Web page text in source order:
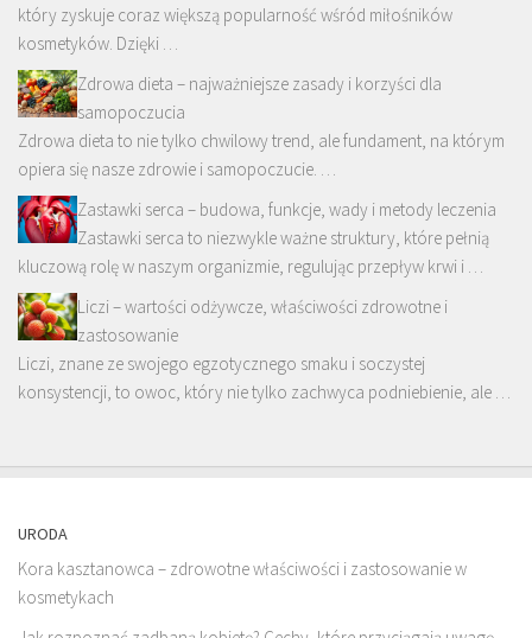
który zyskuje coraz większą popularność wśród miłośników
kosmetyków. Dzięki …
Zdrowa dieta – najważniejsze zasady i korzyści dla
samopoczucia
Zdrowa dieta to nie tylko chwilowy trend, ale fundament, na którym
opiera się nasze zdrowie i samopoczucie. …
Zastawki serca – budowa, funkcje, wady i metody leczenia
Zastawki serca to niezwykle ważne struktury, które pełnią
kluczową rolę w naszym organizmie, regulując przepływ krwi i …
Liczi – wartości odżywcze, właściwości zdrowotne i
zastosowanie
Liczi, znane ze swojego egzotycznego smaku i soczystej
konsystencji, to owoc, który nie tylko zachwyca podniebienie, ale …
URODA
Kora kasztanowca – zdrowotne właściwości i zastosowanie w
kosmetykach